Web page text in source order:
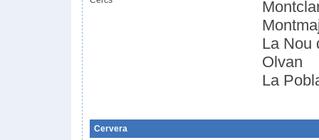
La Nou
Olvan
La
Cervera